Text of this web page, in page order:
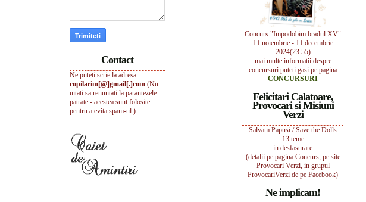
Concurs "Impodobim bradul XV"
11 noiembrie - 11 decembrie
2024(23:55)
mai multe informatii despre
concursuri puteti gasi pe pagina
CONCURSURI
Felicitari Calatoare,
Provocari si Misiuni
Verzi
Salvam Papusi / Save the Dolls
13 teme
in desfasurare
(detalii pe pagina Concurs, pe site
Provocari Verzi, in grupul
ProvocariVerzi de pe Facebook)
Ne implicam!
Contact
Ne puteti scrie la adresa:
copilarim[@]gmail[.]com (Nu
uitati sa renuntati la parantezele
patrate - acestea sunt folosite
pentru a evita spam-ul.)